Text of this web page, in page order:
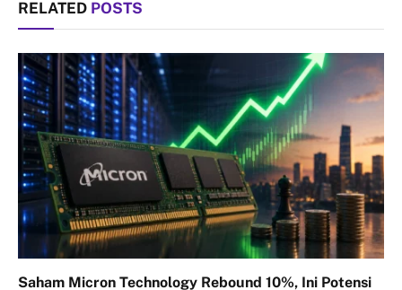
RELATED POSTS
Saham Micron Technology Rebound 10%, Ini Potensi